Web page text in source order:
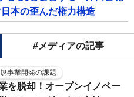
本の歪んだ権力構造
#メディアの記事
事業開発の課題
を脱却！オープンイノベー